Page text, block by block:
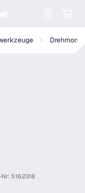
516.2318